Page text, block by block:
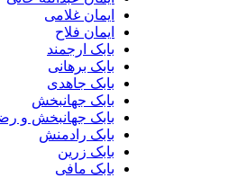
ایمان غلامی
ایمان فلاح
بابک ارجمند
بابک برهانی
بابک جاهدی
بابک جهانبخش
بابک جهانبخش و رضا صادقی
بابک رادمنش
بابک زرین
بابک مافی